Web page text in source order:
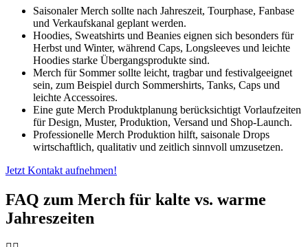
Saisonaler Merch sollte nach Jahreszeit, Tourphase, Fanbase
und Verkaufskanal geplant werden.
Hoodies, Sweatshirts und Beanies eignen sich besonders für
Herbst und Winter, während Caps, Longsleeves und leichte
Hoodies starke Übergangsprodukte sind.
Merch für Sommer sollte leicht, tragbar und festivalgeeignet
sein, zum Beispiel durch Sommershirts, Tanks, Caps und
leichte Accessoires.
Eine gute Merch Produktplanung berücksichtigt Vorlaufzeiten
für Design, Muster, Produktion, Versand und Shop-Launch.
Professionelle Merch Produktion hilft, saisonale Drops
wirtschaftlich, qualitativ und zeitlich sinnvoll umzusetzen.
Jetzt Kontakt aufnehmen!
FAQ zum Merch für kalte vs. warme
Jahreszeiten